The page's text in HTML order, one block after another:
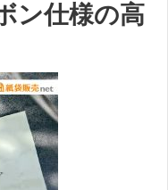
ン仕様の高